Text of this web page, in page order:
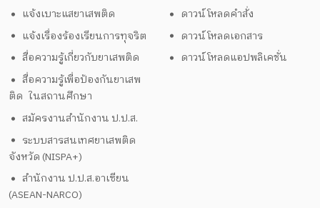
แจ้งเบาะแสยาเสพติด
แจ้งเรื่องร้องเรียนการทุจริต
สื่อความรู้เกี่ยวกับยาเสพติด
สื่อความรู้เพื่อป้องกันยาเสพ
ติด ในสถานศึกษา
สมัครงานสำนักงาน ป.ป.ส.
ระบบสารสนเทศยาเสพติด
จังหวัด (NISPA+)
สำนักงาน ป.ป.ส.อาเซียน
(ASEAN-NARCO)
ดาวน์โหลดคำสั่ง
ดาวน์โหลดเอกสาร
ดาวน์โหลดแอปพลิเคชั่น